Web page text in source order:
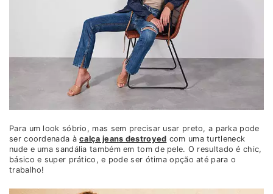
Para um look sóbrio, mas sem precisar usar preto, a parka pode
ser coordenada àcalça jeans destroyed com uma turtleneck
nude e uma sandália também em tom de pele. O resultado é chic,
básico e super prático, e pode ser ótima opção até para o
trabalho!